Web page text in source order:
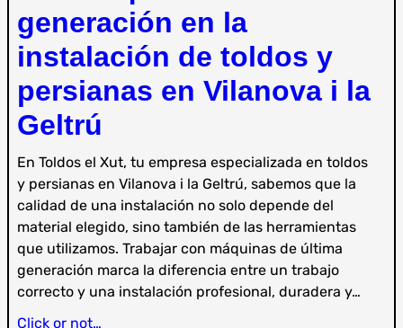
generación en la
instalación de toldos y
persianas en Vilanova i la
Geltrú
En Toldos el Xut, tu empresa especializada en toldos
y persianas en Vilanova i la Geltrú, sabemos que la
calidad de una instalación no solo depende del
material elegido, sino también de las herramientas
que utilizamos. Trabajar con máquinas de última
generación marca la diferencia entre un trabajo
correcto y una instalación profesional, duradera y…
Click or not…